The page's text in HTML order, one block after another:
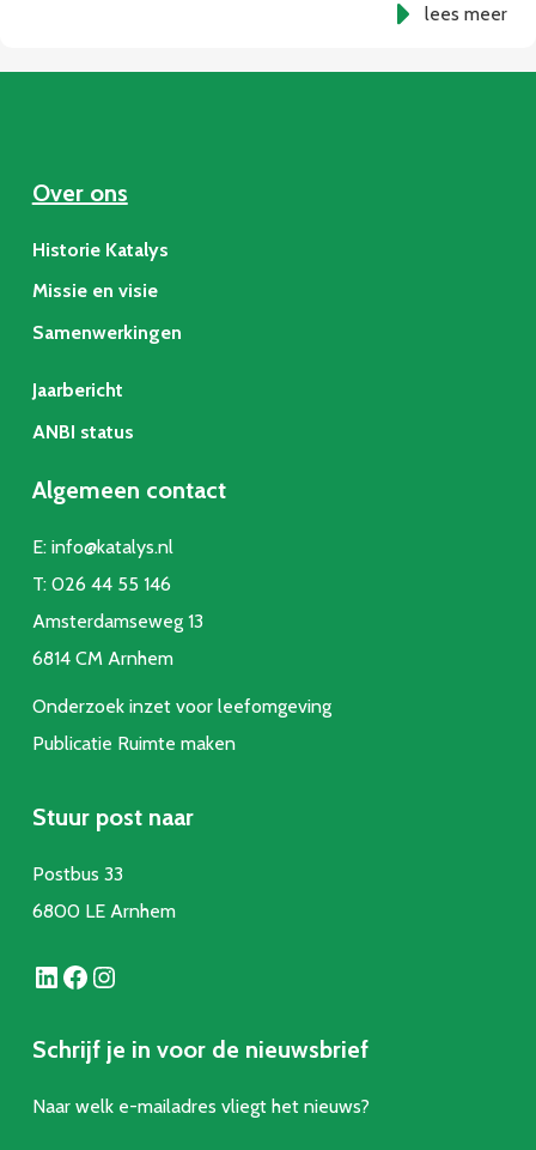
lees meer
Over ons
Historie Katalys
Missie en visie
Samenwerkingen
Jaarbericht
ANBI status
Algemeen contact
E: info@katalys.nl
T: 026 44 55 146
Amsterdamseweg 13
6814 CM Arnhem
Onderzoek inzet voor leefomgeving
Publicatie Ruimte maken
Stuur post naar
Postbus 33
6800 LE Arnhem
LinkedIn Facebook Instagram
Schrijf je in voor de nieuwsbrief
Naar welk e-mailadres vliegt het nieuws?